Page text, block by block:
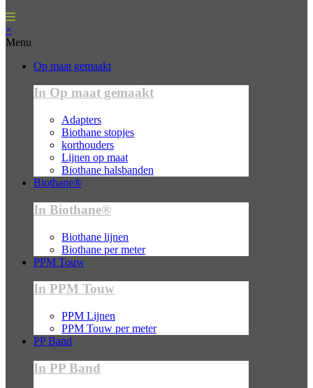
×
Menu
Op maat gemaakt
In Op maat gemaakt
Adapters
Biothane stopjes
korthouders
Lijnen op maat
Biothane halsbanden
Biothane®
In Biothane®
Biothane lijnen
Biothane per meter
PPM Touw
In PPM Touw
PPM Lijnen
PPM Touw per meter
PP Band
In PP Band